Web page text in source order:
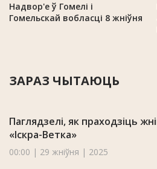
Надвор'е ў Гомелі і
Гомельскай вобласці 8 жніўня
ЗАРАЗ ЧЫТАЮЦЬ
Паглядзелі, як праходзіць
«Іскра-Ветка»
00:00 | 29 жніўня | 2025